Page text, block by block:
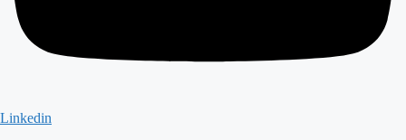
Linkedin